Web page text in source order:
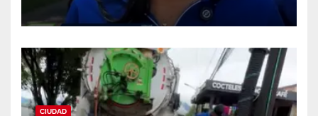
en Florencia.
CIUDAD